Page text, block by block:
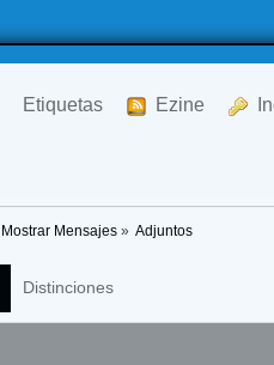
Etiquetas Ezine
Mostrar Mensajes» Adjuntos
Distinciones